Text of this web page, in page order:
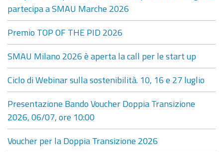
partecipa a SMAU Marche 2026
Premio TOP OF THE PID 2026
SMAU Milano 2026 è aperta la call per le start up
Ciclo di Webinar sulla sostenibilità. 10, 16 e 27 luglio
Presentazione Bando Voucher Doppia Transizione
2026, 06/07, ore 10:00
Voucher per la Doppia Transizione 2026